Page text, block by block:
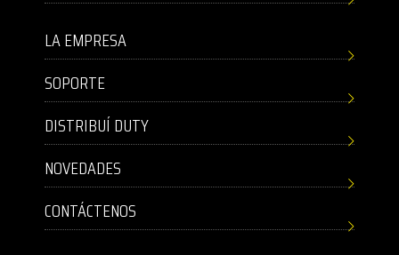
LA EMPRESA
SOPORTE
DISTRIBUÍ DUTY
NOVEDADES
CONTÁCTENOS